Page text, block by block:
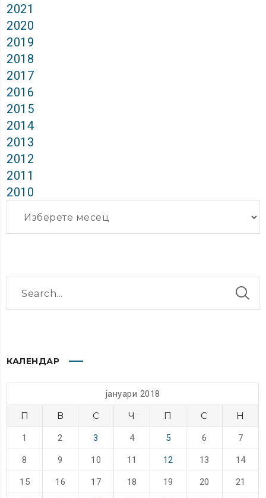
2021
2020
2019
2018
2017
2016
2015
2014
2013
2012
2011
2010
КАЛЕНДАР
јануари 2018
П В С Ч П С Н
1 2 3 4 5 6 7
8 9 10 11 12 13 14
15 16 17 18 19 20 21